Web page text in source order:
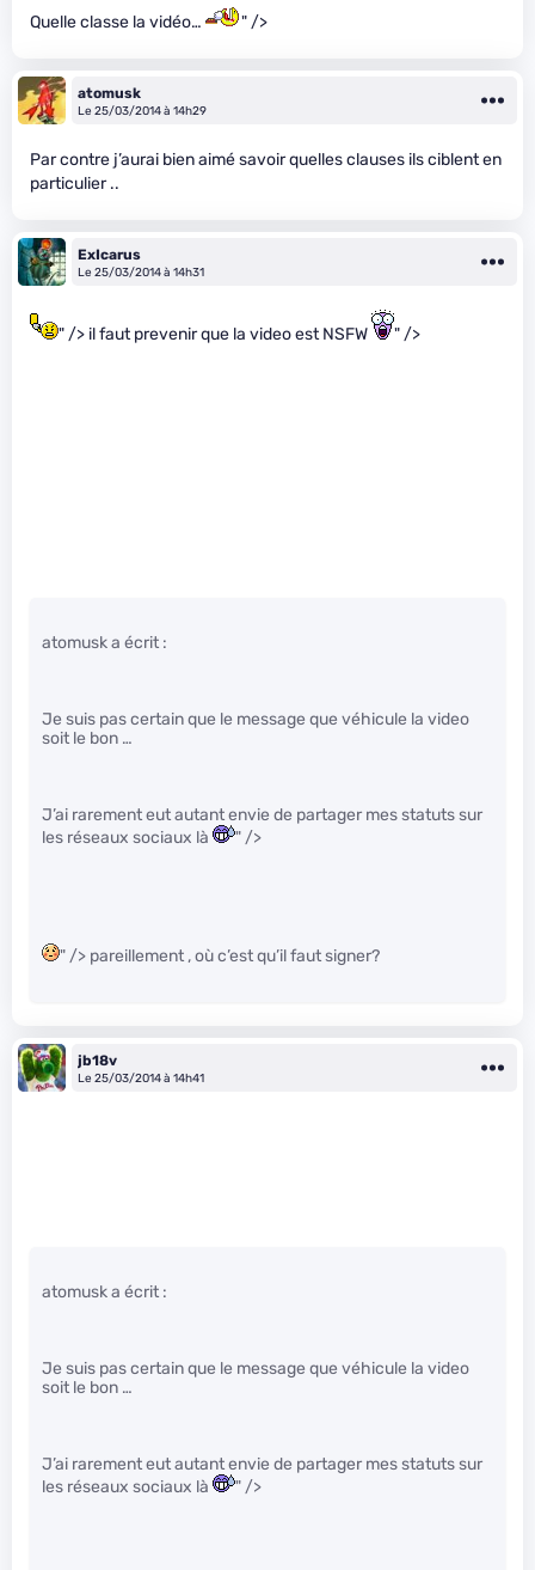
Quelle classe la vidéo… " />
atomusk
Le 25/03/2014 à 14h29
Par contre j’aurai bien aimé savoir quelles clauses ils ciblent en
particulier ..
ExIcarus
Le 25/03/2014 à 14h31
" /> il faut prevenir que la video est NSFW " />
atomusk a écrit :
Je suis pas certain que le message que véhicule la video
soit le bon …
J’ai rarement eut autant envie de partager mes statuts sur
les réseaux sociaux là
" />
" /> pareillement , où c’est qu’il faut signer?
jb18v
Le 25/03/2014 à 14h41
atomusk a écrit :
Je suis pas certain que le message que véhicule la video
soit le bon …
J’ai rarement eut autant envie de partager mes statuts sur
les réseaux sociaux là
" />